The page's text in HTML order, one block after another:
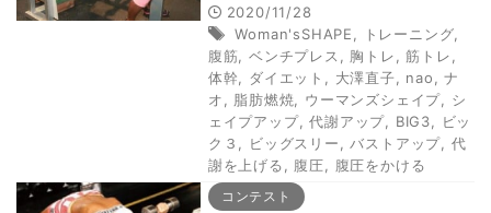
2020/11/28
Woman'sSHAPE
トレーニング
腹筋
ベンチプレス 胸トレ ,筋トレ
体幹
ダイエット 大澤直子 nao ,ナ
オ
脂肪燃焼 ウーマンズシェイプ
シ
ェイプアップ,代謝アップ BIG3
ビッ
ク３
ビッグスリー バストアップ
代
謝を上げる
腹圧 腹圧をかける
コンテスト